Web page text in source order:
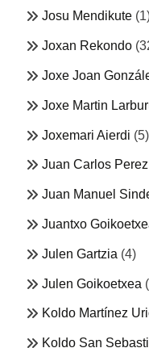
Josu Mendikute
Joxan Rekondo
Joxe Joan
Joxe Martin
Joxemari Aierdi (5)
Juan Carlos Perez
Juan Manuel
Juantxo
Julen Gartzia (4)
Julen Goikoetxea
Koldo Martínez
Koldo San